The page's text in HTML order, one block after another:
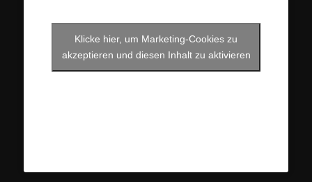
Klicke hier, um Marketing-Cookies zu
akzeptieren und diesen Inhalt zu aktivieren